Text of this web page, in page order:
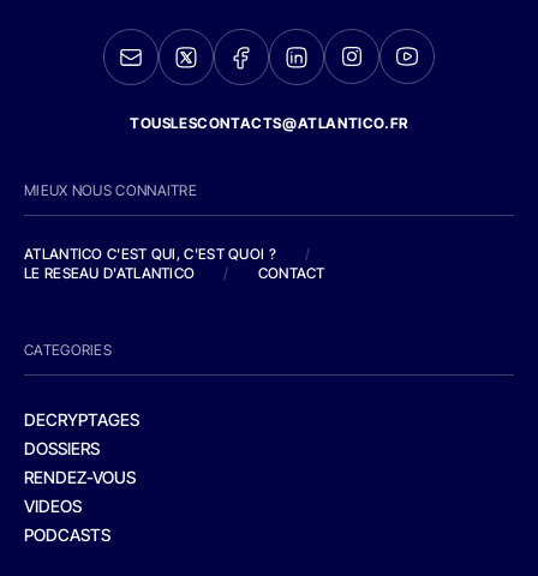
TOUSLESCONTACTS@ATLANTICO.FR
MIEUX NOUS CONNAITRE
ATLANTICO C'EST QUI, C'EST QUOI ?
/
LE RESEAU D'ATLANTICO
/ CONTACT
CATEGORIES
DECRYPTAGES
DOSSIERS
RENDEZ-VOUS
VIDEOS
PODCASTS